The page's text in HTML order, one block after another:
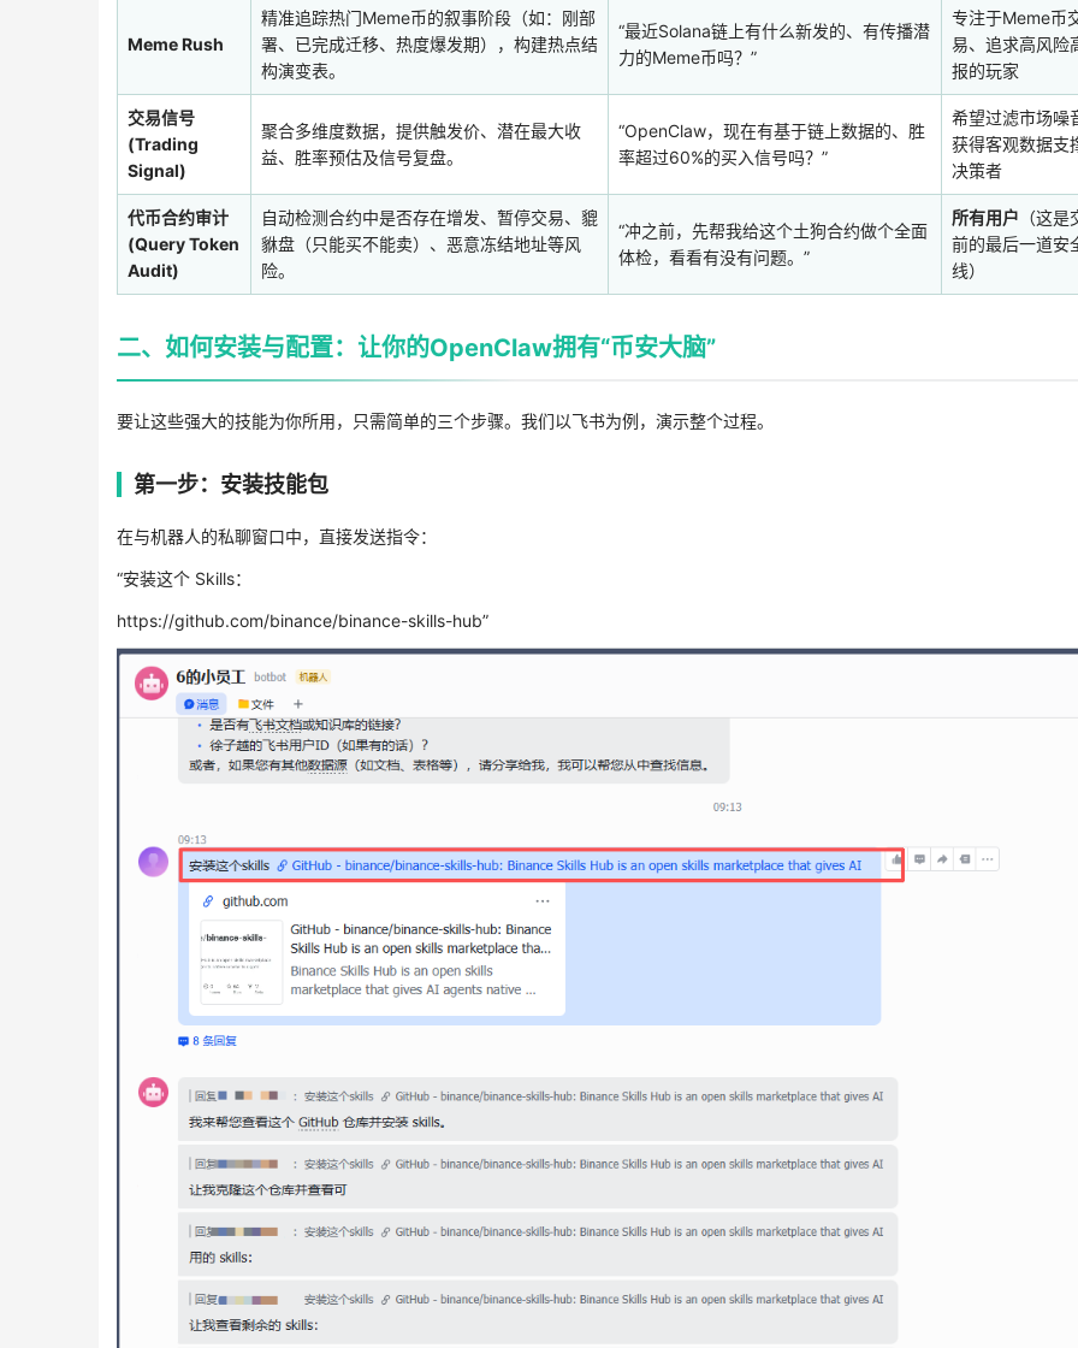
Meme Rush
精准追踪热门Meme币的叙事阶段（如：刚部
署、已完成迁移、热度爆发期），构建热点结
构演变表。
“最近Solana链上有什么新发的、有传播潜
力的Meme币吗？”
专注于Meme币
易、追求高风险
报的玩家
交易信号
(Trading
Signal)
聚合多维度数据，提供触发价、潜在最大收
益、胜率预估及信号复盘。
“OpenClaw，现在有基于链上数据的、胜
率超过60%的买入信号吗？”
希望过滤市场噪
获得客观数据支
决策者
代币合约审计
(Query Token
Audit)
自动检测合约中是否存在增发、暂停交易、貔
貅盘（只能买不能卖）、恶意冻结地址等风
险。
“冲之前，先帮我给这个土狗合约做个全面
体检，看看有没有问题。”
所有用户 （这是
前的最后一道安
线）
二、如何安装与配置：让你的OpenClaw拥有“币安大脑”
要让这些强大的技能为你所用，只需简单的三个步骤。我们以飞书为例，演示整个过程。
第一步：安装技能包
在与机器人的私聊窗口中，直接发送指令：
“安装这个 Skills：
https://github.com/binance/binance-skills-hub”